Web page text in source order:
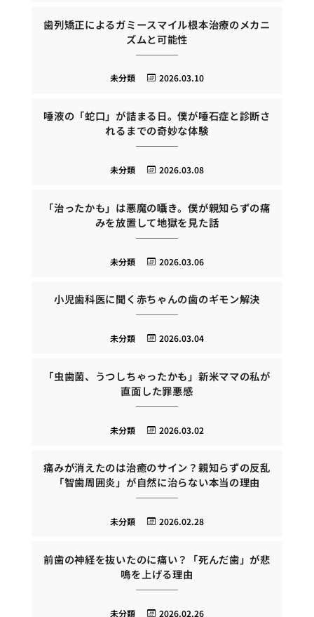
歯列矯正によるガミースマイル根本治療のメカニ
ズムと可能性
2026.03.10
未分類
唾液の「蛇口」が詰まる日。僕が唾石症と診断さ
れるまでの奇妙な体験
2026.03.08
未分類
「治ったかも」は悪魔の囁き。僕が親知らずの痛
みを放置して地獄を見た話
2026.03.06
未分類
小児歯科医に聞く赤ちゃんの歯のギモン解決
2026.03.04
未分類
「虫歯菌、うつしちゃったかも」新米ママの私が
直面した罪悪感
2026.03.02
未分類
痛みが消えたのは治癒のサイン？親知らずの反乱
「智歯周囲炎」が自然に治らない本当の理由
2026.02.28
未分類
前歯の神経を抜いたのに痛い？「死んだ歯」が悲
鳴を上げる理由
2026.02.26
未分類